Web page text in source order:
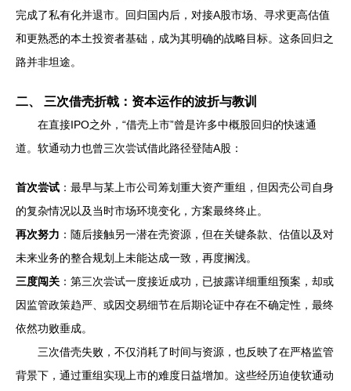
完成了私有化并退市。回归国内后，对接A股市场、寻求更高估值
和更熟悉的本土投资者基础，成为其明确的战略目标。这条回归之
路并非坦途。
二、 三次借壳折戟：资本运作的波折与教训
在直接IPO之外，“借壳上市”曾是许多中概股回归的快速通
道。软通动力也曾三次尝试借此路径登陆A股：
首次尝试 ：最早与某上市公司筹划重大资产重组，但因壳公司自身
的复杂情况以及当时市场环境变化，方案最终终止。
再次努力 ：随后接触另一潜在壳资源，但在关键条款、估值以及对
未来业务的整合规划上未能达成一致，再度搁浅。
三度闯关 ：第三次尝试一度接近成功，已披露详细重组预案，却或
因监管政策趋严、或因交易细节在后期论证中存在不确定性，最终
依然功败垂成。
三次借壳失败，不仅消耗了时间与资源，也反映了在严格监管
背景下，通过重组实现上市的难度日益增加。这些经历迫使软通动